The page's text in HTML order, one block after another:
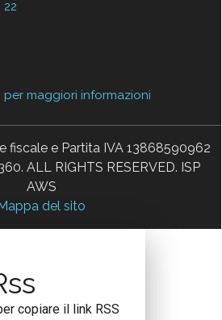
maggiori informazioni
fiscale e Partita IVA 13868590962
ALL RIGHTS RESERVED. ISP
AWS
del sito
copiare il link RSS